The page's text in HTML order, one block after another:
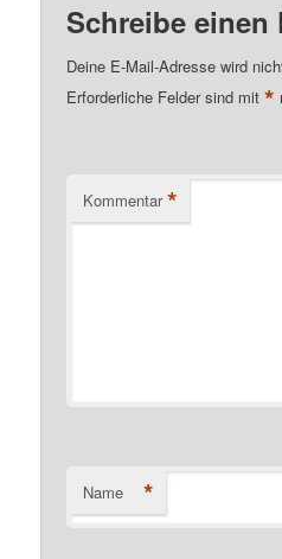
Schreibe einen
Deine E-Mail-Adresse wird
Erforderliche Felder sind mit*
Kommentar *
Name *